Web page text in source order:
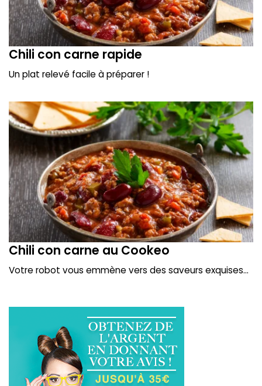
Chili con carne rapide
Un plat relevé facile à préparer !
Chili con carne au Cookeo
Votre robot vous emmène vers des saveurs exquises...